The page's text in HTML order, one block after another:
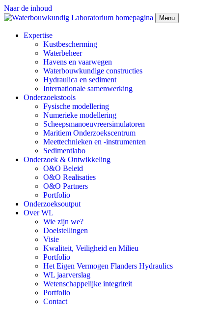
Naar de inhoud
Menu
Expertise
Kustbescherming
Waterbeheer
Havens en vaarwegen
Waterbouwkundige constructies
Hydraulica en sediment
Internationale samenwerking
Onderzoekstools
Fysische modellering
Numerieke modellering
Scheepsmanoeuvreersimulatoren
Maritiem Onderzoekscentrum
Meettechnieken en -instrumenten
Sedimentlabo
Onderzoek & Ontwikkeling
O&O Beleid
O&O Realisaties
O&O Partners
Portfolio
Onderzoeksoutput
Over WL
Wie zijn we?
Doelstellingen
Visie
Kwaliteit, Veiligheid en Milieu
Portfolio
Het Eigen Vermogen Flanders Hydraulics
WL jaarverslag
Wetenschappelijke integriteit
Portfolio
Contact